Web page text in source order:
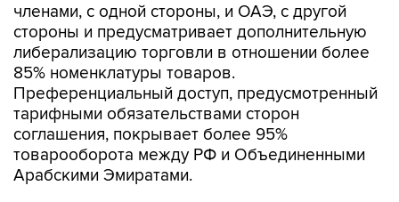
членами, с одной стороны, и ОАЭ, с другой
стороны и предусматривает дополнительную
либерализацию торговли в отношении более
85% номенклатуры товаров.
Преференциальный доступ, предусмотренный
тарифными обязательствами сторон
соглашения, покрывает более 95%
товарооборота между РФ и Объединенными
Арабскими Эмиратами.